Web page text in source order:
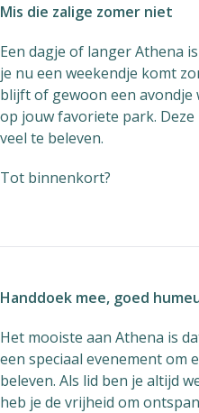
Mis die zalige zomer niet
Een dagje of langer Athena
je nu een weekendje komt
blijft of gewoon een
op jouw favoriete park.
veel te beleven.
Tot binnenkort?
Handdoek mee, goed
Het mooiste aan Athena is
een speciaal evenement om
beleven. Als lid ben je altijd
heb je de vrijheid om